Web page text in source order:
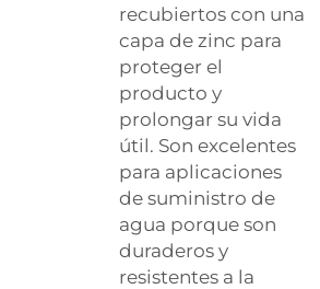
recubiertos con una
capa de zinc para
proteger el
producto y
prolongar su vida
útil. Son excelentes
para aplicaciones
de suministro de
agua porque son
duraderos y
resistentes a la